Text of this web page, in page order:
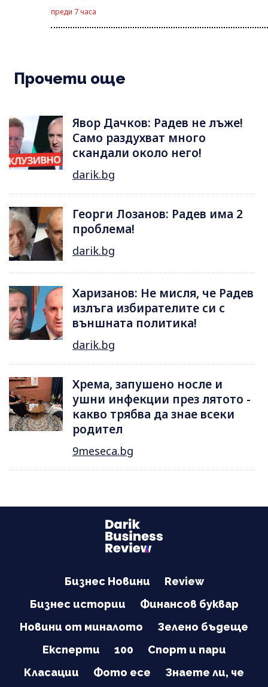
преди 7 часа
Прочети още
Явор Дачков: Радев не лъже!
Само раздухват много
скандали около него!
darik.bg
Георги Лозанов: Радев има 2
проблема!
darik.bg
Харизанов: Не мисля, че Радев
излъга избирателите си с
външната политика!
darik.bg
Хрема, запушено носле и
ушни инфекции през лятотo -
какво трябва да знае всеки
родител
9meseca.bg
Бизнес Новини
Review
Бизнес истории
Финансов буквар
Новини от миналото
Зелено бъдеще
Експерти
100
Спорт и пари
Класации
Фото есе Знаете ли, че